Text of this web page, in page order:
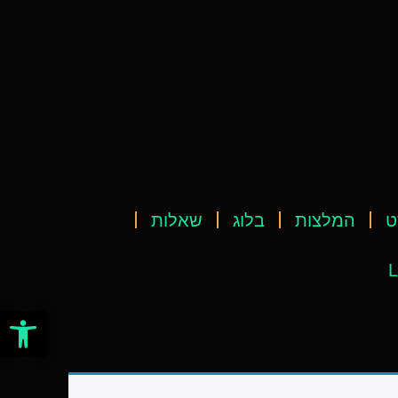
פתח
המלצות בלוג שאלות